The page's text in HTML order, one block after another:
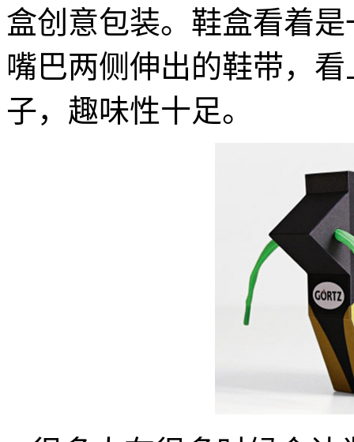
盒创意包装。鞋盒看着
嘴巴两侧伸出的鞋带，
子，趣味性十足。